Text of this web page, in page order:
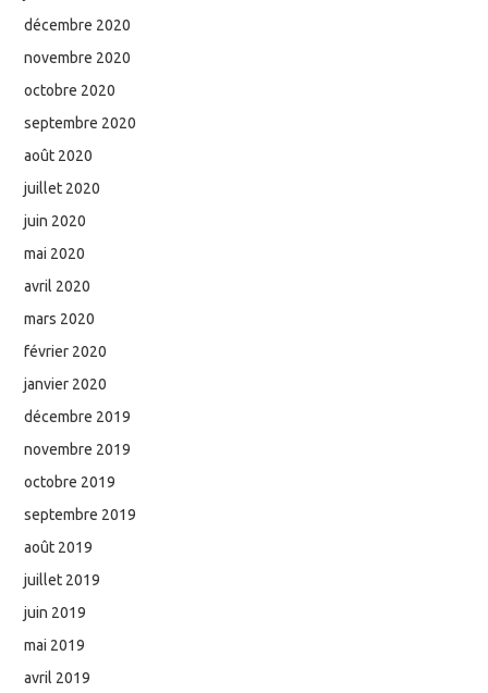
décembre 2020
novembre 2020
octobre 2020
septembre 2020
août 2020
juillet 2020
juin 2020
mai 2020
avril 2020
mars 2020
février 2020
janvier 2020
décembre 2019
novembre 2019
octobre 2019
septembre 2019
août 2019
juillet 2019
juin 2019
mai 2019
avril 2019